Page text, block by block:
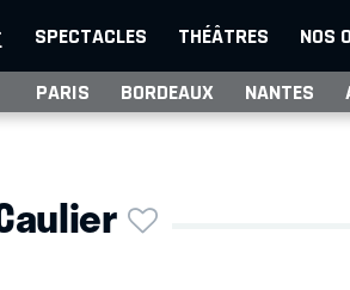
SPECTACLES THÉÂTRES NOS
PARIS BORDEAUX NANTES